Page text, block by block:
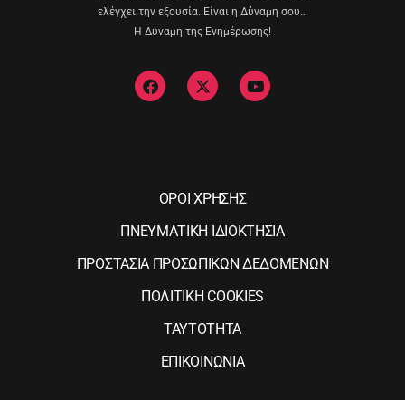
ελέγχει την εξουσία. Είναι η Δύναμη σου…
Η Δύναμη της Ενημέρωσης!
ΟΡΟΙ ΧΡΗΣΗΣ
ΠΝΕΥΜΑΤΙΚΗ ΙΔΙΟΚΤΗΣΙΑ
ΠΡΟΣΤΑΣΙΑ ΠΡΟΣΩΠΙΚΩΝ ΔΕΔΟΜΕΝΩΝ
ΠΟΛΙΤΙΚΗ COOKIES
ΤΑΥΤΟΤΗΤΑ
ΕΠΙΚΟΙΝΩΝΙΑ